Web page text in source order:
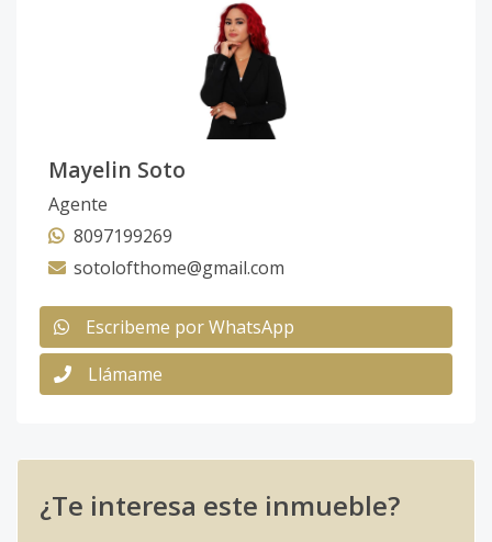
Mayelin Soto
Agente
8097199269
sotolofthome@gmail.com
Escribeme por WhatsApp
Llámame
¿Te interesa este inmueble?